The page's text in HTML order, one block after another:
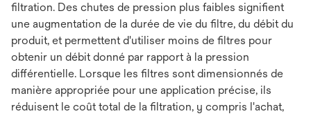
filtration. Des chutes de pression plus faibles signifient
une augmentation de la durée de vie du filtre, du débit du
produit, et permettent d'utiliser moins de filtres pour
obtenir un débit donné par rapport à la pression
différentielle. Lorsque les filtres sont dimensionnés de
manière appropriée pour une application précise, ils
réduisent le coût total de la filtration, y compris l'achat,